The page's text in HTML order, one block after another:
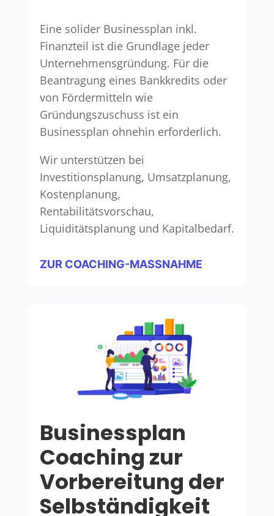
Eine solider Businessplan inkl.
Finanzteil ist die Grundlage jeder
Unternehmensgründung. Für die
Beantragung eines Bankkredits oder
von Fördermitteln wie
Gründungszuschuss ist ein
Businessplan ohnehin erforderlich.
Wir unterstützen bei
Investitionsplanung, Umsatzplanung,
Kostenplanung,
Rentabilitätsvorschau,
Liquiditätsplanung und Kapitalbedarf.
ZUR COACHING-MASSNAHME
Businessplan
Coaching zur
Vorbereitung der
Selbständigkeit